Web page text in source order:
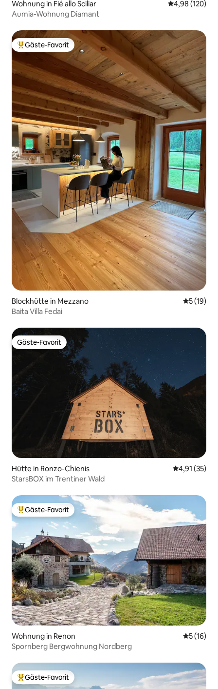
Wohnung in Fié allo Sciliar
4,98 (120)
Aumia-Wohnung Diamant
Beliebter Gäste-Favorit.
Gäste-Favorit
Blockhütte in Mezzano
5 (19)
Baita Villa Fedai
Gäste-Favorit
Gäste-Favorit
Hütte in Ronzo-Chienis
4,91 (35)
StarsBOX im Trentiner Wald
Beliebter Gäste-Favorit.
Gäste-Favorit
Wohnung in Renon
5 (16)
Spornberg Bergwohnung Nordberg
Beliebter Gäste-Favorit.
Gäste-Favorit